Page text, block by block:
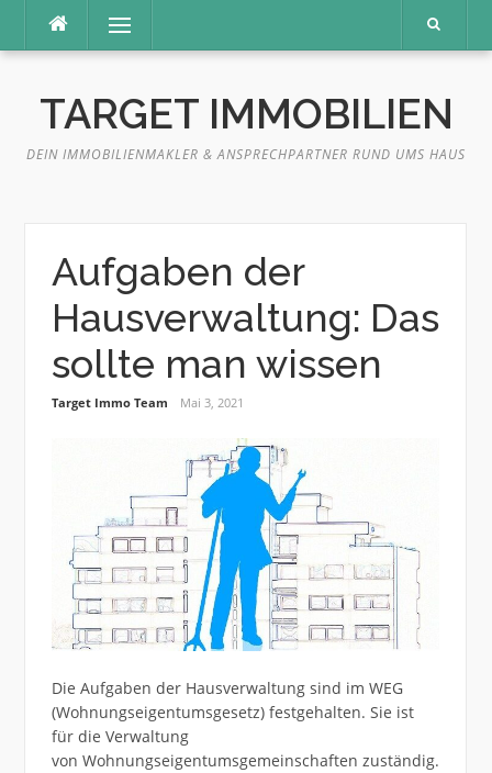
Inhalt
Menü
TARGET IMMOBILIEN
DEIN IMMOBILIENMAKLER & ANSPRECHPARTNER RUND UMS HAUS
Aufgaben der
Hausverwaltung: Das
sollte man wissen
Target Immo Team Mai 3, 2021
Die Aufgaben der Hausverwaltung sind im WEG
(Wohnungseigentumsgesetz) festgehalten. Sie ist
für die Verwaltung
von Wohnungseigentumsgemeinschaften zuständig.